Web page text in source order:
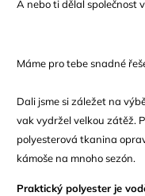
A nebo ti dělal společnost
Máme pro tebe snadné
Dali jsme si záležet na
vak vydržel velkou zátěž.
polyesterová tkanina
kámoše na mnoho sezón.
Praktický polyester je